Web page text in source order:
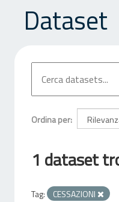
Dataset
Ordina per
1 dataset
Tag:
CESSAZIONI